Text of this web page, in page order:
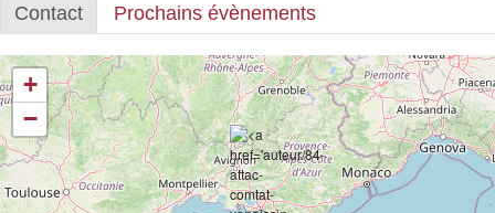
Contact Prochains évènements
+
−